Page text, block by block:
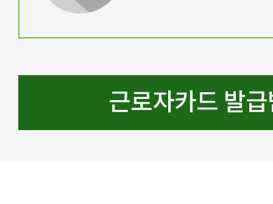
근로자카드 발